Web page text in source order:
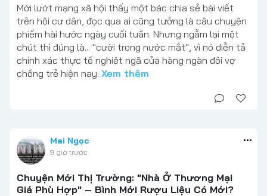
Mới lướt mạng xã hội thấy một bác chia sẻ bài viết
trên hội cư dân, đọc qua ai cũng tưởng là câu chuyện
phiếm hài hước ngày cuối tuần. Nhưng ngẫm lại một
chút thì đúng là... "cười trong nước mắt", vì nó diễn tả
chính xác thực tế nghiệt ngã của hàng ngàn đôi vợ
chồng trẻ hiện nay: Xem thêm
Mai Ngọc
9 giờ trước
Chuyện Mới Thị Trường: "Nhà Ở Thương Mại
Giá Phù Hợp" – Bình Mới Rượu Liệu Có Mới?